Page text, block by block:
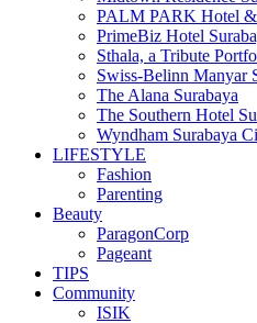
PALM PARK Hotel &
PrimeBiz Hotel
Sthala, a Tribute
Swiss-Belinn Manyar
The Alana Surabaya
The Southern Hotel
Wyndham Surabaya
LIFESTYLE
Fashion
Parenting
Beauty
ParagonCorp
Pageant
TIPS
Community
ISIK